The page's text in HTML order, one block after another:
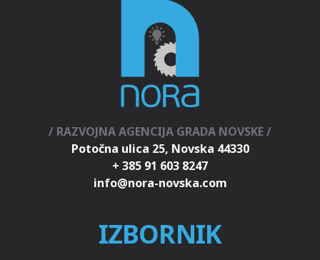
/ RAZVOJNA AGENCIJA GRADA NOVSKE /
Potočna ulica 25, Novska 44330
+ 385 91 603 8247
IZBORNIK